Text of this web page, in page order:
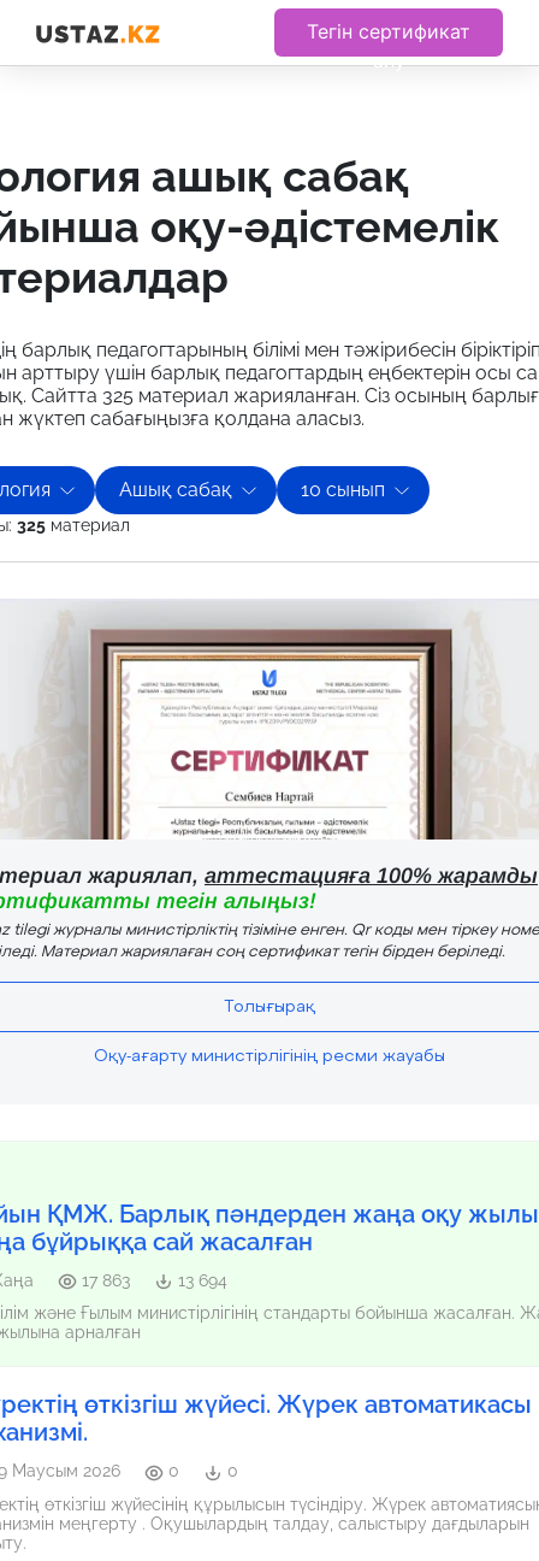
Тегін сертификат
алу
оқу-әдістемелік
барлық педагогтарының білімі мен тәжірибесін
арттыру үшін барлық педагогтардың еңбектерін осы
Сайтта 325 материал жарияланған. Сіз осының
жүктеп сабағыңызға қолдана аласыз.
Ашық сабақ 10 сынып
325 материал
жариялап, аттестацияға 100% жарамды
тегін алыңыз!
tilegi журналы министірліктің тізіміне енген. Qr коды мен тіркеу
Материал жариялаған соң сертификат тегін бірден беріледі.
Толығырақ
Оқу-ағарту министірлігінің ресми жауабы
ҚМЖ. Барлық пәндерден жаңа оқу
бұйрыққа сай жасалған
17 863
13 694
және Ғылым министірлігінің стандарты бойынша жасалған.
арналған
өткізгіш жүйесі. Жүрек автоматикасы
Маусым 2026 0
0
өткізгіш жүйесінің құрылысын түсіндіру. Жүрек автоматиясының
. Оқушылардың талдау, салыстыру дағдыларын